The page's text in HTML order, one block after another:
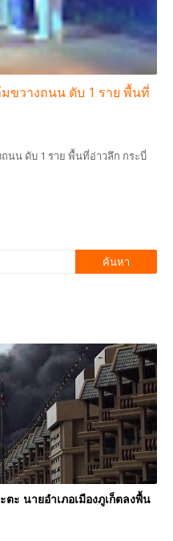
ขวางถนน ดับ 1 ราย พื้นที่
นน ดับ 1 ราย พื้นที่อ่าวลึก กระบี่
ะ นายอำเภอเมืองภูเก็ตลงพื้น